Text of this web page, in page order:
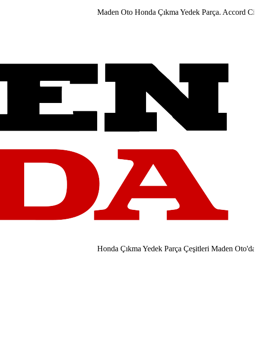
Maden Oto Honda Çıkma Yedek Parça. Accord City
Honda Çıkma Yedek Parça Çeşitleri Maden Oto'da